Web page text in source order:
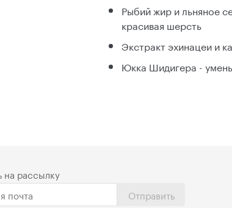
Рыбий жир и льняное
красивая шерсть
Экстракт эхинацеи и
Юкка Шидигера -
рассылку
Отправить